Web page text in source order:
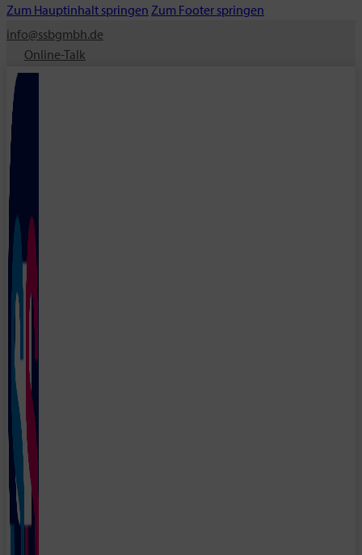
Zum Hauptinhalt springen Zum Footer springen
info@ssbgmbh.de
Online-Talk